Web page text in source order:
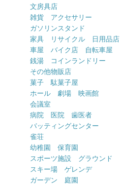
文房具店
雑貨 アクセサリー
ガソリンスタンド
家具 リサイクル 日用品店
車屋 バイク店 自転車屋
銭湯 コインランドリー
その他物販店
菓子 駄菓子屋
ホール 劇場 映画館
会議室
病院 医院 歯医者
バッティングセンター
雀荘
幼稚園 保育園
スポーツ施設 グラウンド
スキー場 ゲレンデ
ガーデン 庭園